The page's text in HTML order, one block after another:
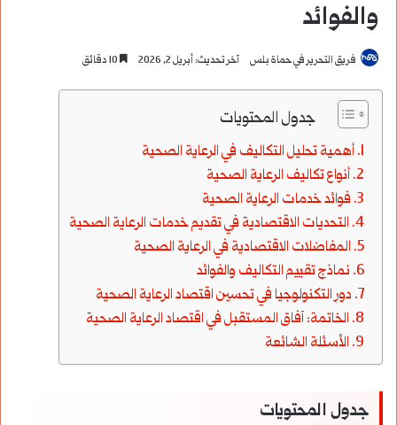
والفوائد
فريق التحرير في حماة بلس آخر تحديث: أبريل 2, 2026
جدول المحتويات
أهمية تحليل التكاليف في الرعاية الصحية
أنواع تكاليف الرعاية الصحية
فوائد خدمات الرعاية الصحية
التحديات الاقتصادية في تقديم خدمات الرعاية الصحية
المفاضلات الاقتصادية في الرعاية الصحية
نماذج تقييم التكاليف والفوائد
دور التكنولوجيا في تحسين اقتصاد الرعاية الصحية
الخاتمة: آفاق المستقبل في اقتصاد الرعاية الصحية
الأسئلة الشائعة
جدول المحتويات